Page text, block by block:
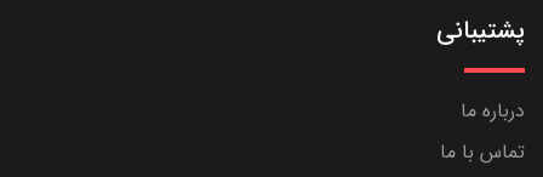
پشتیبانی
درباره ما
تماس با ما